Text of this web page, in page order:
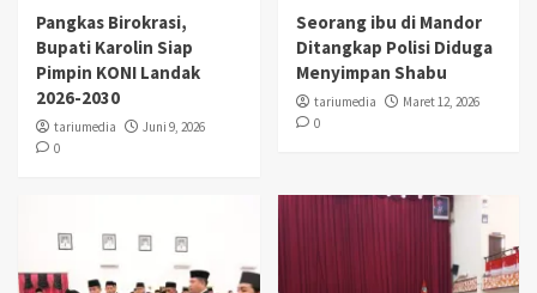
Pangkas Birokrasi,
Bupati Karolin Siap
Pimpin KONI Landak
2026-2030
tariumedia
Juni 9, 2026
0
Seorang ibu di Mandor
Ditangkap Polisi Diduga
Menyimpan Shabu
tariumedia
Maret 12, 2026
0